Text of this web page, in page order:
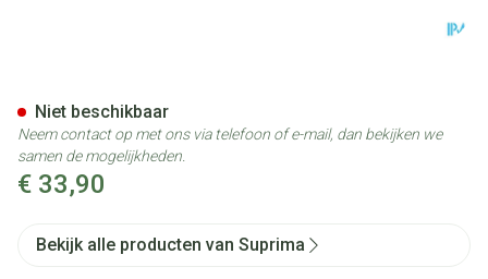
€ 33,90
Niet beschikbaar
Neem contact op met ons via telefoon of e-mail, dan bekijken we
samen de mogelijkheden.
Bekijk alle producten van Suprima